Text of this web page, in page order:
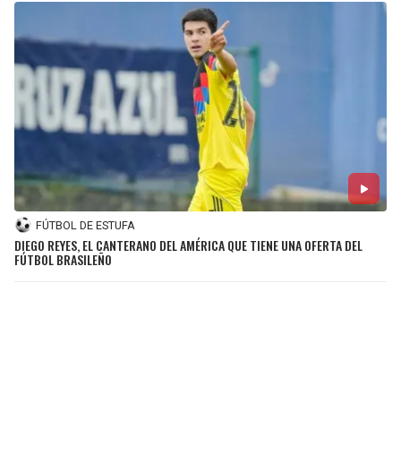
FÚTBOL DE ESTUFA
DIEGO REYES, EL CANTERANO DEL AMÉRICA QUE TIENE UNA OFERTA DEL
FÚTBOL BRASILEÑO